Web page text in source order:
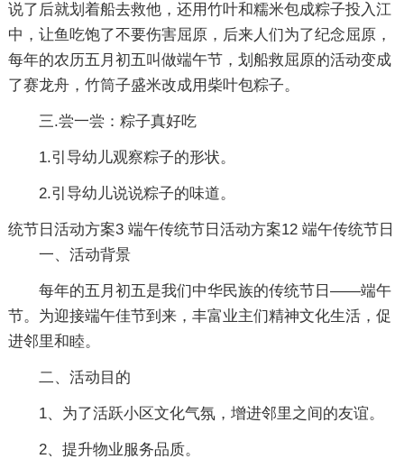
说了后就划着船去救他，还用竹叶和糯米包成粽子投入江
中，让鱼吃饱了不要伤害屈原，后来人们为了纪念屈原，
每年的农历五月初五叫做端午节，划船救屈原的活动变成
了赛龙舟，竹筒子盛米改成用柴叶包粽子。
三.尝一尝：粽子真好吃
1.引导幼儿观察粽子的形状。
2.引导幼儿说说粽子的味道。
统节日活动方案3
一、活动背景
每年的五月初五是我们中华民族的传统节日——端午
节。为迎接端午佳节到来，丰富业主们精神文化生活，促
进邻里和睦。
二、活动目的
1、为了活跃小区文化气氛，增进邻里之间的友谊。
2、提升物业服务品质。
端午传统节日活动方案12 端午传统节日